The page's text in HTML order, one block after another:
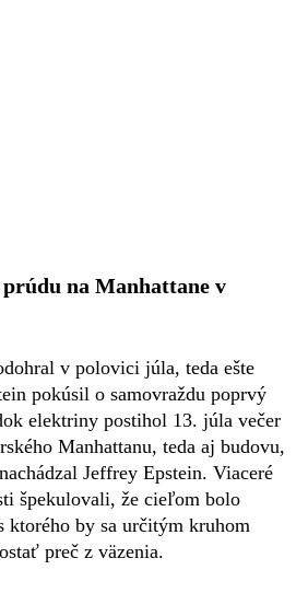
na Manhattane v
v polovici júla, teda ešte
pokúsil o samovraždu poprvý
elektriny postihol 13. júla večer
Manhattanu, teda aj budovu,
Jeffrey Epstein. Viaceré
špekulovali, že cieľom bolo
ktorého by sa určitým kruhom
preč z väzenia.